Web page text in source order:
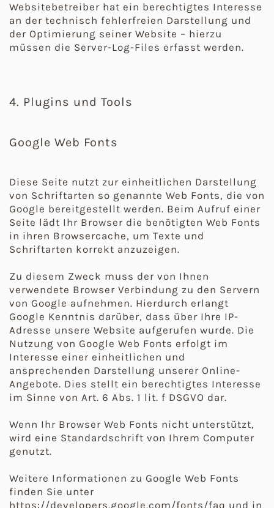
Websitebetreiber hat ein berechtigtes Interesse
an der technisch fehlerfreien Darstellung und
der Optimierung seiner Website – hierzu
müssen die Server-Log-Files erfasst werden.
4. Plugins und Tools
Google Web Fonts
Diese Seite nutzt zur einheitlichen Darstellung
von Schriftarten so genannte Web Fonts, die von
Google bereitgestellt werden. Beim Aufruf einer
Seite lädt Ihr Browser die benötigten Web Fonts
in ihren Browsercache, um Texte und
Schriftarten korrekt anzuzeigen.
Zu diesem Zweck muss der von Ihnen
verwendete Browser Verbindung zu den Servern
von Google aufnehmen. Hierdurch erlangt
Google Kenntnis darüber, dass über Ihre IP-
Adresse unsere Website aufgerufen wurde. Die
Nutzung von Google Web Fonts erfolgt im
Interesse einer einheitlichen und
ansprechenden Darstellung unserer Online-
Angebote. Dies stellt ein berechtigtes Interesse
im Sinne von Art. 6 Abs. 1 lit. f DSGVO dar.
Wenn Ihr Browser Web Fonts nicht unterstützt,
wird eine Standardschrift von Ihrem Computer
genutzt.
Weitere Informationen zu Google Web Fonts
finden Sie unter
https://developers.google.com/fonts/faq und in